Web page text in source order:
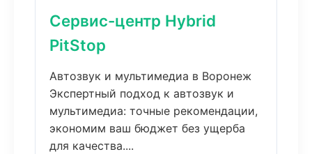
Сервис-центр Hybrid
PitStop
Автозвук и мультимедиа в Воронеж
Экспертный подход к автозвук и
мультимедиа: точные рекомендации,
экономим ваш бюджет без ущерба
для качества....